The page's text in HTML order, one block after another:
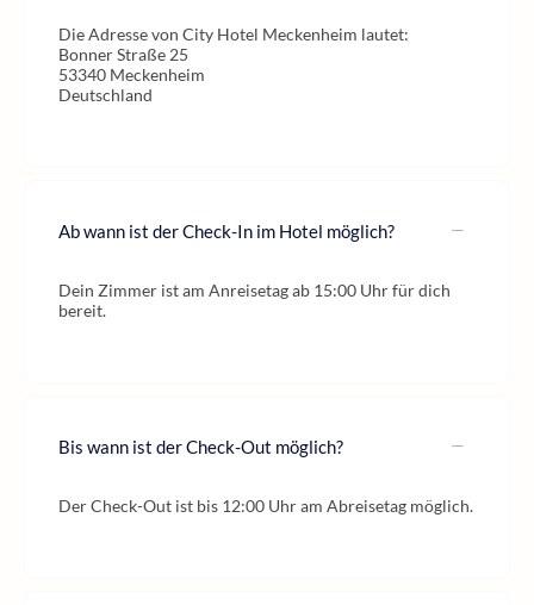
Die Adresse von City Hotel Meckenheim lautet:
Bonner Straße 25
53340 Meckenheim
Deutschland
Ab wann ist der Check-In im Hotel möglich?
Dein Zimmer ist am Anreisetag ab 15:00 Uhr für dich
bereit.
Bis wann ist der Check-Out möglich?
Der Check-Out ist bis 12:00 Uhr am Abreisetag möglich.